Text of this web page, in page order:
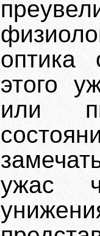
оптика
этого
или
ужас